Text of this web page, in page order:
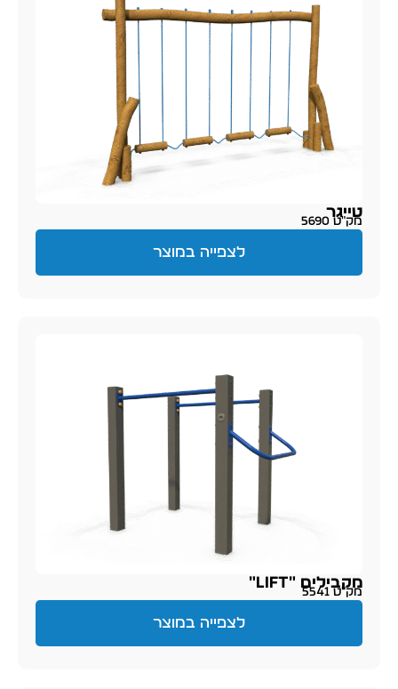
טייגר
מק״ט 5690
לצפייה במוצר
מקבילים "LIFT"
מק״ט 5541
לצפייה במוצר